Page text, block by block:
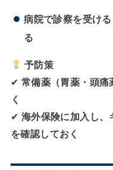
病院で診察を受け
る
予防策
✔ 常備薬（胃薬・頭痛
く
✔ 海外保険に加入し、
を確認しておく